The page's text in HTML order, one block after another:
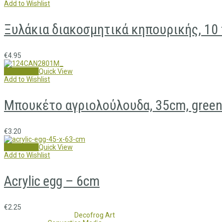
Add to Wishlist
Ξυλάκια διακοσμητικά κηπουρικής,
€4.95
Quick View
Add to Wishlist
Μπουκέτο αγριολούλουδα, 35cm, green
€3.20
Quick View
Add to Wishlist
Acrylic egg – 6cm
€2.25
Decofrog Art